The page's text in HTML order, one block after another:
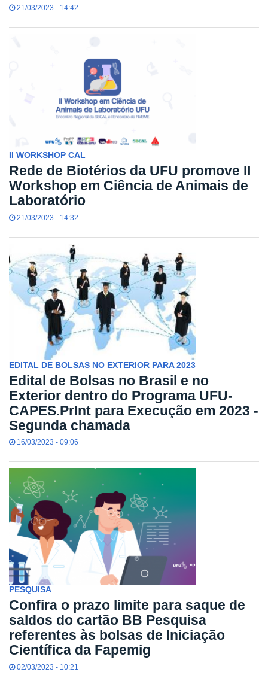
21/03/2023 - 14:42
II WORKSHOP CAL
Rede de Biotérios da UFU promove II
Workshop em Ciência de Animais de
Laboratório
21/03/2023 - 14:32
EDITAL DE BOLSAS NO EXTERIOR PARA 2023
Edital de Bolsas no Brasil e no
Exterior dentro do Programa UFU-
CAPES.PrInt para Execução em 2023 -
Segunda chamada
16/03/2023 - 09:06
PESQUISA
Confira o prazo limite para saque de
saldos do cartão BB Pesquisa
referentes às bolsas de Iniciação
Científica da Fapemig
02/03/2023 - 10:21